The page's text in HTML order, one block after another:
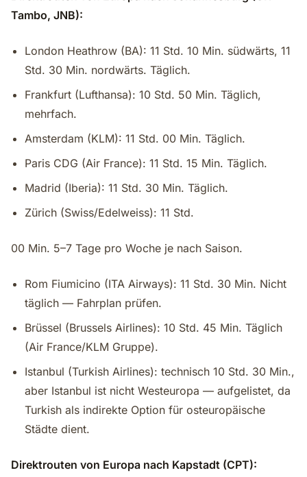
Tambo, JNB):
London Heathrow (BA): 11 Std. 10 Min. südwärts, 11
Std. 30 Min. nordwärts. Täglich.
Frankfurt (Lufthansa): 10 Std. 50 Min. Täglich,
mehrfach.
Amsterdam (KLM): 11 Std. 00 Min. Täglich.
Paris CDG (Air France): 11 Std. 15 Min. Täglich.
Madrid (Iberia): 11 Std. 30 Min. Täglich.
Zürich (Swiss/Edelweiss): 11 Std.
00 Min. 5–7 Tage pro Woche je nach Saison.
Rom Fiumicino (ITA Airways): 11 Std. 30 Min. Nicht
täglich — Fahrplan prüfen.
Brüssel (Brussels Airlines): 10 Std. 45 Min. Täglich
(Air France/KLM Gruppe).
Istanbul (Turkish Airlines): technisch 10 Std. 30 Min.,
aber Istanbul ist nicht Westeuropa — aufgelistet, da
Turkish als indirekte Option für osteuropäische
Städte dient.
Direktrouten von Europa nach Kapstadt (CPT):